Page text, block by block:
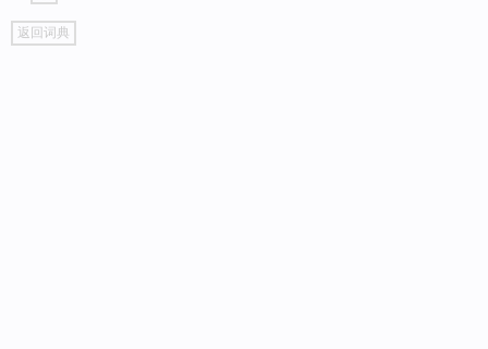
go
top
返回词典